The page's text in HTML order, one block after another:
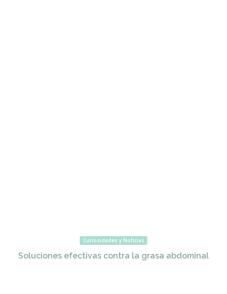
Curiosidades y Noticias
Soluciones efectivas contra la grasa abdominal